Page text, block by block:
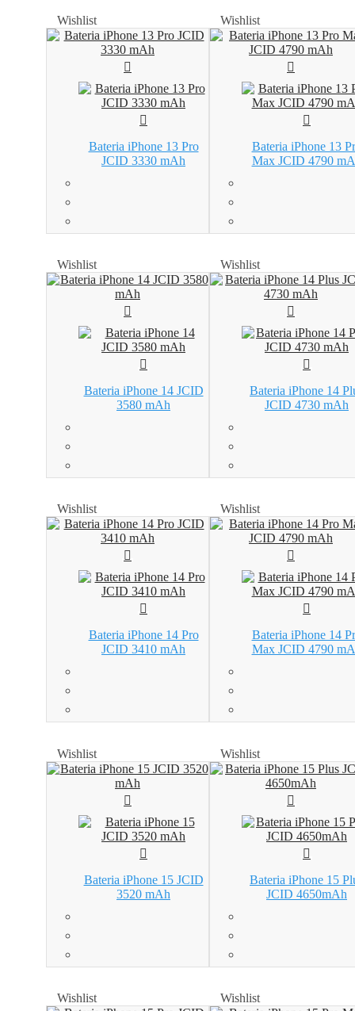
Wishlist
Wishlist
Bateria iPhone 13 Pro
JCID 3330 mAh
Wishlist
Bateria iPhone 13
Max JCID 4790
Wishlist
Bateria iPhone 14 JCID
3580 mAh
Wishlist
Bateria iPhone 14
JCID 4730 mAh
Wishlist
Bateria iPhone 14 Pro
JCID 3410 mAh
Wishlist
Bateria iPhone 14
Max JCID 4790
Wishlist
Bateria iPhone 15 JCID
3520 mAh
Wishlist
Bateria iPhone 15
JCID 4650mAh
Wishlist